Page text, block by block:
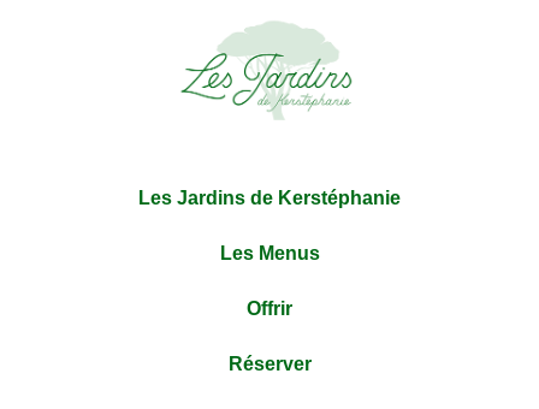
Les Jardins de Kerstéphanie
Les Menus
Offrir
Réserver